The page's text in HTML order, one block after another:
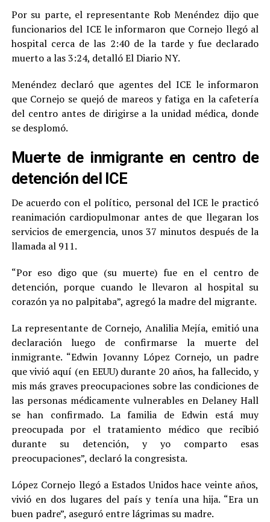
Por su parte, el representante Rob Menéndez dijo que
funcionarios del ICE le informaron que Cornejo llegó al
hospital cerca de las 2:40 de la tarde y fue declarado
muerto a las 3:24, detalló El Diario NY.
Menéndez declaró que agentes del ICE le informaron
que Cornejo se quejó de mareos y fatiga en la cafetería
del centro antes de dirigirse a la unidad médica, donde
se desplomó.
Muerte de inmigrante en centro de
detención del ICE
De acuerdo con el político, personal del ICE le practicó
reanimación cardiopulmonar antes de que llegaran los
servicios de emergencia, unos 37 minutos después de la
llamada al 911.
“Por eso digo que (su muerte) fue en el centro de
detención, porque cuando le llevaron al hospital su
corazón ya no palpitaba”, agregó la madre del migrante.
La representante de Cornejo, Analilia Mejía, emitió una
declaración luego de confirmarse la muerte del
inmigrante. “Edwin Jovanny López Cornejo, un padre
que vivió aquí (en EEUU) durante 20 años, ha fallecido, y
mis más graves preocupaciones sobre las condiciones de
las personas médicamente vulnerables en Delaney Hall
se han confirmado. La familia de Edwin está muy
preocupada por el tratamiento médico que recibió
durante su detención, y yo comparto esas
preocupaciones”, declaró la congresista.
López Cornejo llegó a Estados Unidos hace veinte años,
vivió en dos lugares del país y tenía una hija. “Era un
buen padre”, aseguró entre lágrimas su madre.